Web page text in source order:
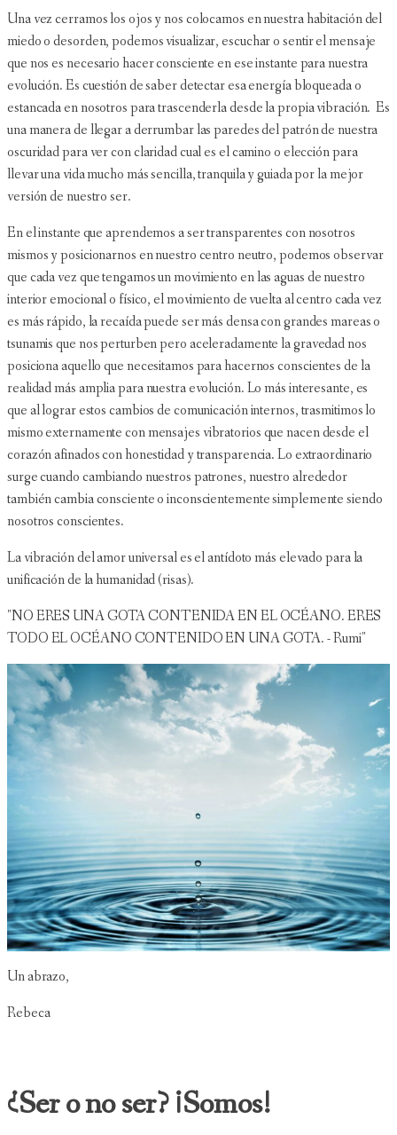
Una vez cerramos los ojos y nos colocamos en nuestra habitación del
miedo o desorden, podemos visualizar, escuchar o sentir el mensaje
que nos es necesario hacer consciente en ese instante para nuestra
evolución. Es cuestión de saber detectar esa energía bloqueada o
estancada en nosotros para trascenderla desde la propia vibración. Es
una manera de llegar a derrumbar las paredes del patrón de nuestra
oscuridad para ver con claridad cual es el camino o elección para
llevar una vida mucho más sencilla, tranquila y guiada por la mejor
versión de nuestro ser.
En el instante que aprendemos a ser transparentes con nosotros
mismos y posicionarnos en nuestro centro neutro, podemos observar
que cada vez que tengamos un movimiento en las aguas de nuestro
interior emocional o físico, el movimiento de vuelta al centro cada vez
es más rápido, la recaída puede ser más densa con grandes mareas o
tsunamis que nos perturben pero aceleradamente la gravedad nos
posiciona aquello que necesitamos para hacernos conscientes de la
realidad más amplia para nuestra evolución. Lo más interesante, es
que al lograr estos cambios de comunicación internos, trasmitimos lo
mismo externamente con mensajes vibratorios que nacen desde el
corazón afinados con honestidad y transparencia. Lo extraordinario
surge cuando cambiando nuestros patrones, nuestro alrededor
también cambia consciente o inconscientemente simplemente siendo
nosotros conscientes.
La vibración del amor universal es el antídoto más elevado para la
unificación de la humanidad (risas).
"NO ERES UNA GOTA CONTENIDA EN EL OCÉANO. ERES
TODO EL OCÉANO CONTENIDO EN UNA GOTA. - Rumi"
Un abrazo,
Rebeca
¿Ser o no ser? ¡Somos!